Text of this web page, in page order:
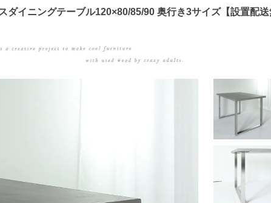
ダイニングテーブル120×80/85/90 奥行き3サイズ【設置配